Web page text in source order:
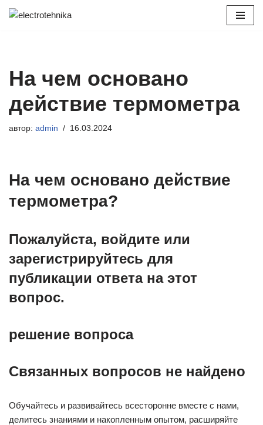
На чем основано
действие термометра
автор: admin 16.03.2024
На чем основано действие
термометра?
Пожалуйста, войдите или
зарегистрируйтесь для
публикации ответа на этот
вопрос.
решение вопроса
Связанных вопросов не найдено
Обучайтесь и развивайтесь всесторонне вместе с нами,
делитесь знаниями и накопленным опытом, расширяйте